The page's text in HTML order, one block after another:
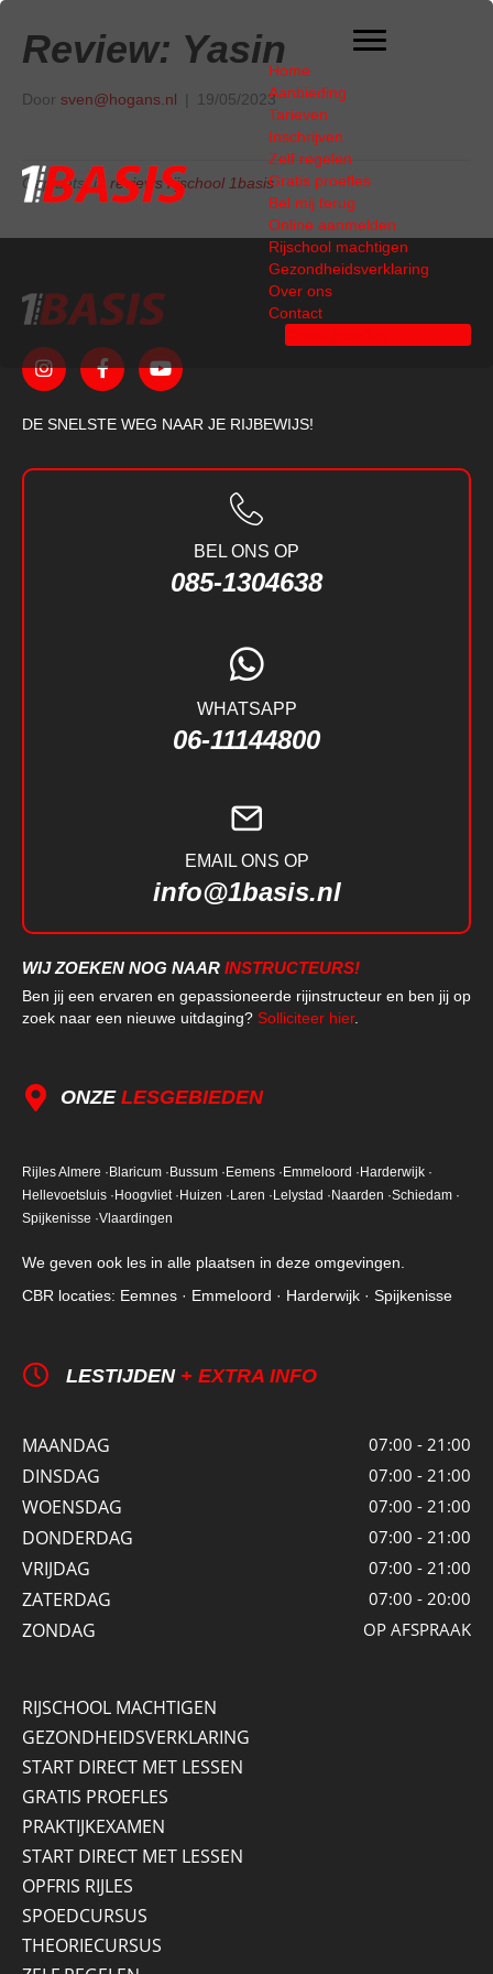
Home
Aanbieding
Tarieven
Inschrijven
Zelf regelen
Gratis proefles
Bel mij terug
Online aanmelden
Rijschool machtigen
Gezondheidsverklaring
Over ons
Contact
Review: Yasin
Door sven@hogans.nl 19/05/2023
Geplaatst inreviews rijschool 1basis
DE SNELSTE WEG NAAR JE RIJBEWIJS!
BEL ONS OP
085-1304638
WHATSAPP
06-11144800
EMAIL ONS OP
info@1basis.nl
WIJ ZOEKEN NOG NAAR INSTRUCTEURS!
Ben jij een ervaren en gepassioneerde rijinstructeur en ben jij op
zoek naar een nieuwe uitdaging? Solliciteer hier.
ONZE LESGEBIEDEN
Rijles Almere · Blaricum · Bussum · Eemens · Emmeloord · Harderwijk ·
Hellevoetsluis · Hoogvliet · Huizen · Laren · Lelystad · Naarden ·Schiedam ·
Spijkenisse ·Vlaardingen
We geven ook les in alle plaatsen in deze omgevingen.
CBR locaties: Eemnes · Emmeloord · Harderwijk · Spijkenisse
LESTIJDEN + EXTRA INFO
MAANDAG 07:00 - 21:00
DINSDAG 07:00 - 21:00
WOENSDAG 07:00 - 21:00
DONDERDAG 07:00 - 21:00
VRIJDAG 07:00 - 21:00
ZATERDAG 07:00 - 20:00
ZONDAG OP AFSPRAAK
RIJSCHOOL MACHTIGEN
GEZONDHEIDSVERKLARING
START DIRECT MET LESSEN
GRATIS PROEFLES
PRAKTIJKEXAMEN
START DIRECT MET LESSEN
OPFRIS RIJLES
SPOEDCURSUS
THEORIECURSUS